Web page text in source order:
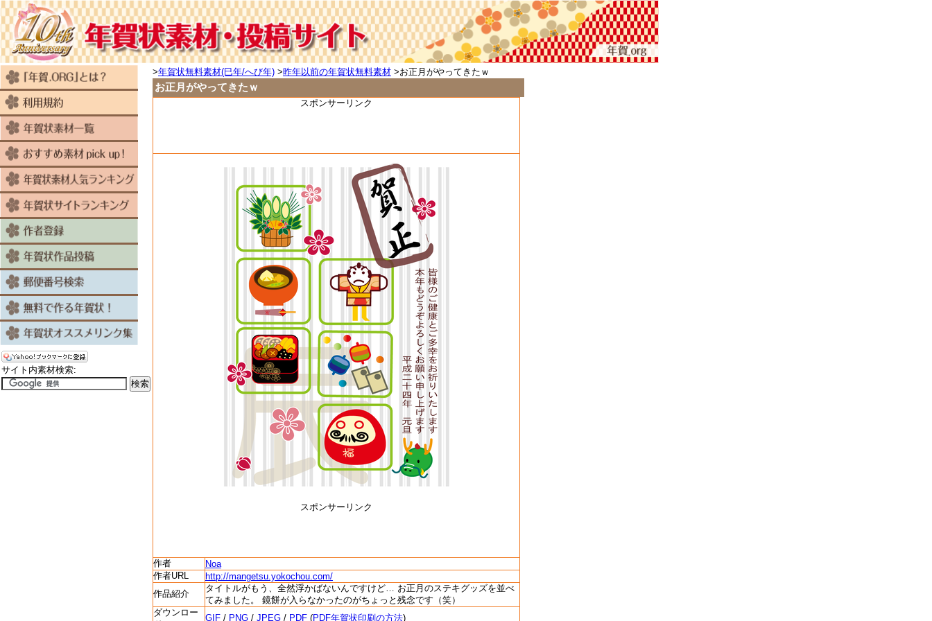
>年賀状無料素材(巳年/へび年) >昨年以前の年賀状無料素材 >お正月がやってきたｗ
お正月がやってきたｗ
スポンサーリンク
スポンサーリンク
作者
Noa
作者URL
http://mangetsu.yokochou.com/
作品紹介
タイトルがもう、全然浮かばないんですけど… お正月のステキグッズを並べ
てみました。 鏡餅が入らなかったのがちょっと残念です（笑）
ダウンロー
GIF / PNG / JPEG / PDF (PDF年賀状印刷の方法)
サイト内素材検索: